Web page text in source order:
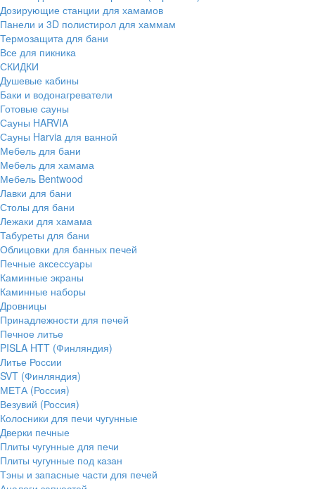
Дозирующие станции для хамамов
Панели и 3D полистирол для хаммам
Термозащита для бани
Все для пикника
СКИДКИ
Душевые кабины
Баки и водонагреватели
Готовые сауны
Сауны HARVIA
Сауны Harvia для ванной
Мебель для бани
Мебель для хамама
Мебель Bentwood
Лавки для бани
Столы для бани
Лежаки для хамама
Табуреты для бани
Облицовки для банных печей
Печные аксессуары
Каминные экраны
Каминные наборы
Дровницы
Принадлежности для печей
Печное литье
PISLA HTT (Финляндия)
Литье России
SVT (Финляндия)
МЕТА (Россия)
Везувий (Россия)
Колосники для печи чугунные
Дверки печные
Плиты чугунные для печи
Плиты чугунные под казан
Тэны и запасные части для печей